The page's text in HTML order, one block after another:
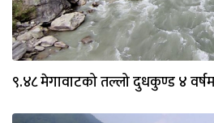
९.४८ मेगावाटको तल्लो दुधकुण्ड ४